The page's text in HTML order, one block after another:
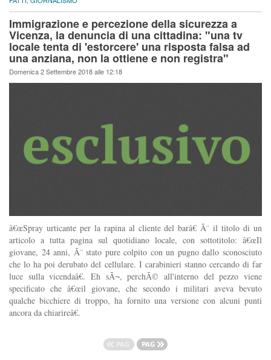
Immigrazione e percezione della sicurezza a
Vicenza, la denuncia di una cittadina: "una tv
locale tenta di 'estorcere' una risposta falsa ad
una anziana, non la ottiene e non registra"
Domenica 2 Settembre 2018 alle 12:18
â€œSpray urticante per la rapina al cliente del barâ€ Ã¨ il titolo di un
articolo a tutta pagina sul quotidiano locale, con sottotitolo: â€œIl
giovane, 24 anni, Ã¨ stato pure colpito con un pugno dallo sconosciuto
che lo ha poi derubato del cellulare. I carabinieri stanno cercando di far
luce sulla vicendaâ€. Eh sÃ¬, perchÃ© all'interno del pezzo viene
specificato che â€œil giovane, che secondo i militari aveva bevuto
qualche bicchiere di troppo, ha fornito una versione con alcuni punti
ancora da chiarireâ€.